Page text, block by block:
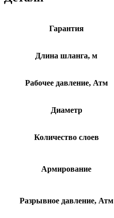
Гарантия
Длина шланга, м
Рабочее давление, Атм
Диаметр
Количество слоев
Армирование
Разрывное давление, Атм